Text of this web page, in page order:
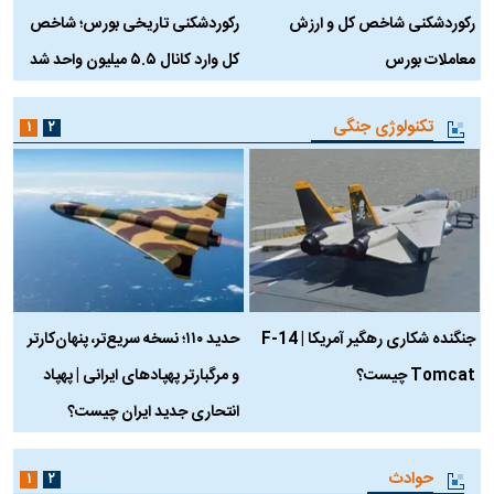
رکوردشکنی شاخص کل و ارزش
معاملات بورس
رکوردشکنی تاریخی بورس؛ شاخص
کل وارد کانال ۵.۵ میلیون واحد شد
تکنولوژی جنگی
جنگنده شکاری رهگیر آمریکا | F-14
Tomcat چیست؟
حدید ۱۱۰؛ نسخه سریع‌تر، پنهان‌کارتر
و مرگبارتر پهپادهای ایرانی | پهپاد
انتحاری جدید ایران چیست؟
۱ ۲
حوادث ۱ ۲